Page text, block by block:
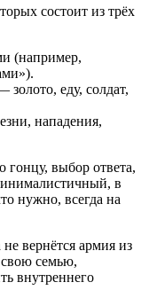
состоит из трёх
(например,
золото, еду, солдат,
нападения,
выбор ответа,
в
нужно, всегда на
не вернётся армия из
семью,
внутреннего